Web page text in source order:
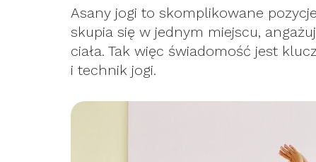
Asany jogi to skomplikowane
skupia się w jednym miejscu,
ciała. Tak więc świadomość jest
i technik jogi.